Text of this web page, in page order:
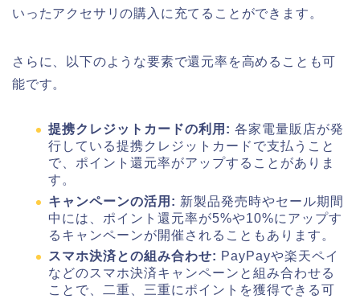
いったアクセサリの購入に充てることができます。
さらに、以下のような要素で還元率を高めることも可
能です。
提携クレジットカードの利用: 各家電量販店が発
行している提携クレジットカードで支払うこと
で、ポイント還元率がアップすることがありま
す。
キャンペーンの活用: 新製品発売時やセール期間
中には、ポイント還元率が5%や10%にアップす
るキャンペーンが開催されることもあります。
スマホ決済との組み合わせ: PayPayや楽天ペイ
などのスマホ決済キャンペーンと組み合わせる
ことで、二重、三重にポイントを獲得できる可